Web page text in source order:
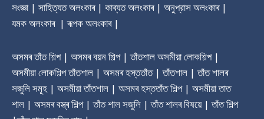
সংজ্ঞা | সাহিত্যত অলংকাৰ | কাব্যত অলংকাৰ | অনুপ্রাস অলংকাৰ |
যমক অলংকাৰ | ৰূপক অলংকাৰ |
অসমৰ তাঁত শিল্প | অসমৰ বয়ন শিল্প | তাঁতশাল অসমীয়া লোকশিল্প |
অসমীয়া লোকশিল্প তাঁতশাল | অসমৰ হস্ততাঁত | তাঁতশাল | তাঁত শালৰ
সজুলি সমূহ | অসমীয়া তাঁতশাল | অসমৰ হস্ততাঁত শিল্প | অসমীয়া তাত
শাল | অসমৰ বস্ত্ৰ শিল্প | তাঁত শাল সজুলি | তাঁত শালৰ বিষয়ে | তাঁত শিল্প